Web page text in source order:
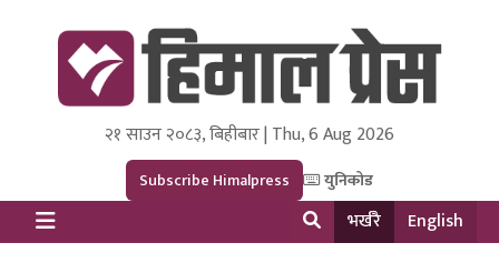
Himal Press
Dot NewsyNepal Media and Research Pvt Ltd.
२१ साउन २०८३, बिहीबार | Thu, 6 Aug 2026
Subscribe Himalpress युनिकोड
भर्खरै English